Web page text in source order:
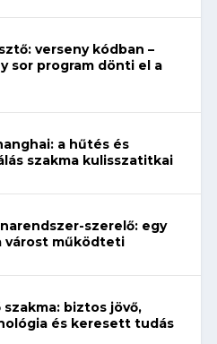
verseny kódban –
sor program dönti el a
a hűtés és
szakma kulisszatitkai
szerelő: egy
várost működteti
szakma: biztos jövő,
és keresett tudás